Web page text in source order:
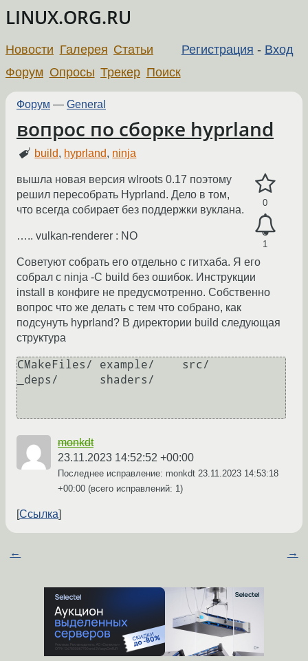
LINUX.ORG.RU
Регистрация - Вход
Новости Галерея Статьи
Форум Опросы Трекер Поиск
Форум — General
вопрос по сборке hyprland
build, hyprland, ninja
0
1
вышла новая версия wlroots 0.17 поэтому
решил пересобрать Hyprland. Дело в том,
что всегда собирает без поддержки вуклана.
….. vulkan-renderer : NO
Советуют собрать его отдельно с гитхаба. Я его
собрал с ninja -C build без ошибок. Инструкции
install в конфиге не предусмотренно. Собственно
вопрос что же делать с тем что собрано, как
подсунуть hyprland? В директории build следующая
структура
CMakeFiles/ example/    src/
_deps/      shaders/
monkdt
23.11.2023 14:52:52 +00:00
Последнее исправление: monkdt 23.11.2023 14:53:18
+00:00 (всего исправлений: 1)
Ссылка
← →